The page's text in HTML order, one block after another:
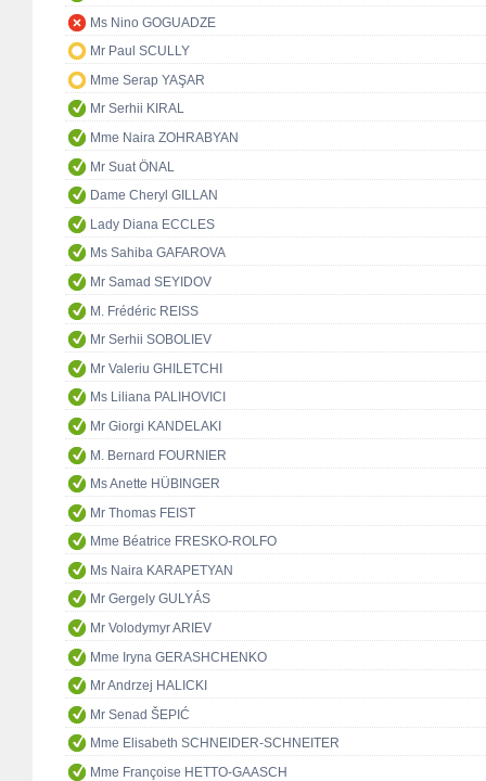
Ms Nino GOGUADZE
Mr Paul SCULLY
Mme Serap YAŞAR
Mr Serhii KIRAL
Mme Naira ZOHRABYAN
Mr Suat ÖNAL
Dame Cheryl GILLAN
Lady Diana ECCLES
Ms Sahiba GAFAROVA
Mr Samad SEYIDOV
M. Frédéric REISS
Mr Serhii SOBOLIEV
Mr Valeriu GHILETCHI
Ms Liliana PALIHOVICI
Mr Giorgi KANDELAKI
M. Bernard FOURNIER
Ms Anette HÜBINGER
Mr Thomas FEIST
Mme Béatrice FRESKO-ROLFO
Ms Naira KARAPETYAN
Mr Gergely GULYÁS
Mr Volodymyr ARIEV
Mme Iryna GERASHCHENKO
Mr Andrzej HALICKI
Mr Senad ŠEPIĆ
Mme Elisabeth SCHNEIDER-SCHNEITER
Mme Françoise HETTO-GAASCH